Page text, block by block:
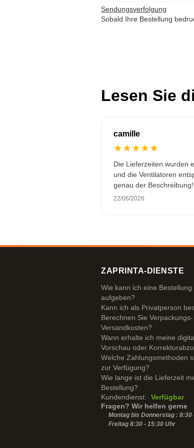
Sendungsverfolgung
Sobald Ihre Bestellung
Lesen Sie
camille
★★★★★
Die Lieferzeiten wurden
und die Ventilatoren
genau der Beschreibung!
22/06/2026
ZAPRINTA-DIENSTE
Wie kann ich eine Bestellung
aufgeben?
Kann ich als Privatperson
Berechnen Sie
Versandkosten?
Wann erhalte ich meine
Vorschau oder
Welche Zahlungsmethoden
zur Verfügung?
Wie lange ist die Lieferzeit
Bestellung?
Kundendienst:
Verfügbar
Fragen? Wir helfen gerne
Montag bis Donnerstag : 8:30
Freitag 8:30 - 15:30 Uhr